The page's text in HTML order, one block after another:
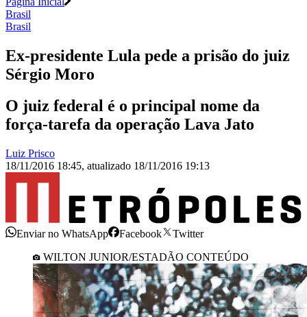
Brasil
Brasil
Ex-presidente Lula pede a prisão do juiz
Sérgio Moro
O juiz federal é o principal nome da
força-tarefa da operação Lava Jato
Luiz Prisco
18/11/2016 18:45, atualizado 18/11/2016 19:13
Enviar no WhatsApp Facebook
Twitter
WILTON JUNIOR/ESTADÃO CONTEÚDO